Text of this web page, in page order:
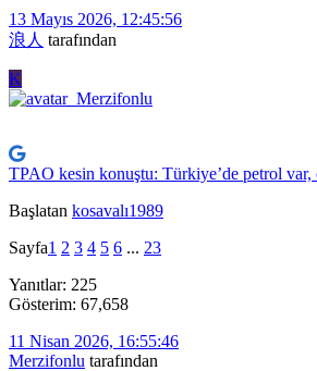
13 Mayıs 2026, 12:45:56
浪人 tarafından
K
TPAO kesin konuştu: Türkiye’de petrol var,
Başlatan kosavalı1989
Sayfa1 2 3 4 5 6 ... 23
Yanıtlar: 225
Gösterim: 67,658
11 Nisan 2026, 16:55:46
Merzifonlu tarafından